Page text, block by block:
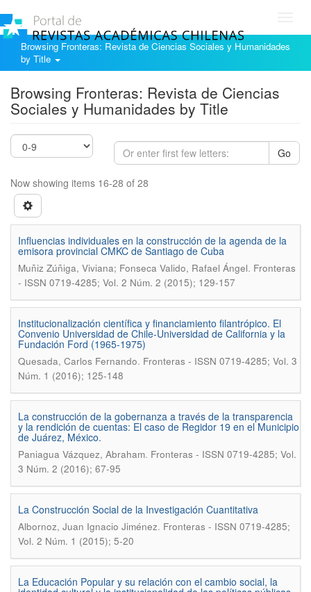
Browsing Fronteras: Revista de Ciencias Sociales y Humanidades
by Title
Browsing Fronteras: Revista de Ciencias
Sociales y Humanidades by Title
Go
Now showing items 16-28 of 28
Influencias individuales en la construcción de la agenda de la
emisora provincial CMKC de Santiago de Cuba
Muñiz Zúñiga, Viviana; Fonseca Valido, Rafael Ángel. Fronteras
- ISSN 0719-4285; Vol. 2 Núm. 2 (2015); 129-157
Institucionalización científica y financiamiento filantrópico. El
Convenio Universidad de Chile-Universidad de California y la
Fundación Ford (1965-1975)
Quesada, Carlos Fernando. Fronteras - ISSN 0719-4285; Vol. 3
Núm. 1 (2016); 125-148
La construcción de la gobernanza a través de la transparencia
y la rendición de cuentas: El caso de Regidor 19 en el Municipio
de Juárez, México.
Paniagua Vázquez, Abraham. Fronteras - ISSN 0719-4285; Vol.
3 Núm. 2 (2016); 67-95
La Construcción Social de la Investigación Cuantitativa
Albornoz, Juan Ignacio Jiménez. Fronteras - ISSN 0719-4285;
Vol. 2 Núm. 1 (2015); 5-20
La Educación Popular y su relación con el cambio social, la